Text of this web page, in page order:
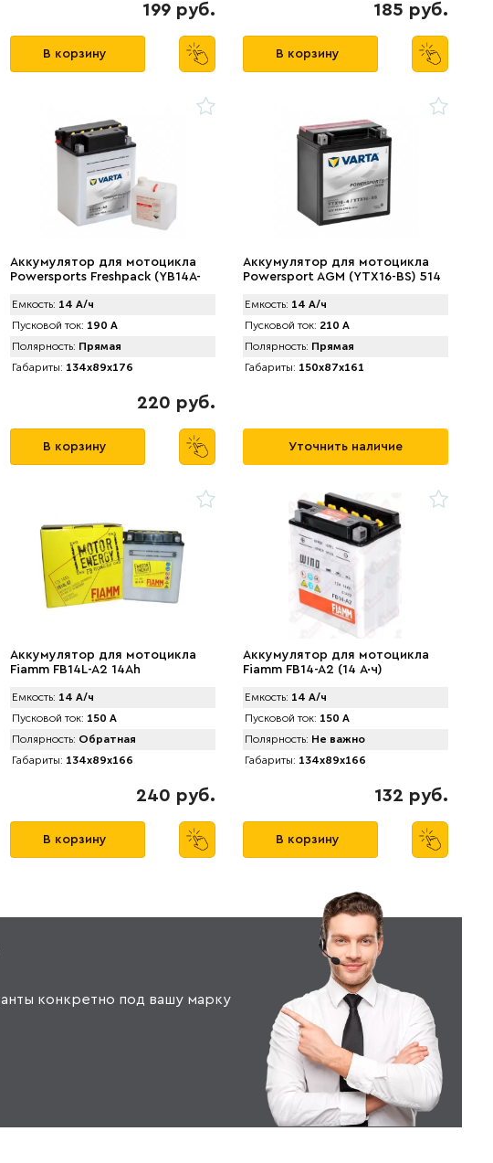
199 руб.
В корзину
185 руб.
В корзину
Аккумулятор для мотоцикла
Powersports Freshpack (YB14A-
Емкость: 14 А/ч
Пусковой ток: 190 А
Полярность: Прямая
Габариты: 134x89x176
220 руб.
В корзину
Аккумулятор для мотоцикла
Powersport AGM (YTX16-BS) 514
Емкость: 14 А/ч
Пусковой ток: 210 А
Полярность: Прямая
Габариты: 150x87x161
Уточнить наличие
Аккумулятор для мотоцикла
Fiamm FB14L-A2 14Ah
Емкость: 14 А/ч
Пусковой ток: 150 А
Полярность: Обратная
Габариты: 134x89x166
240 руб.
В корзину
Аккумулятор для мотоцикла
Fiamm FB14-A2 (14 А·ч)
Емкость: 14 А/ч
Пусковой ток: 150 А
Полярность: Не важно
Габариты: 134x89x166
132 руб.
В корзину
конкретно под вашу марку